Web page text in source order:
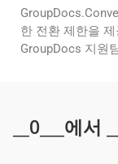
한 전환 제한을
GroupDocs 지원
__0___에